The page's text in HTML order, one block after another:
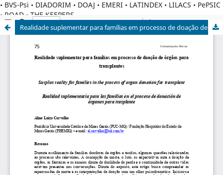
• BVS-Psi • DIADORIM • DOAJ • EMERI • LATINDEX • LILACS • PePSIC
• ROAD • THE KEEPERS
Realidade suplementar para famílias em processo de doação de órgãos para transplantes